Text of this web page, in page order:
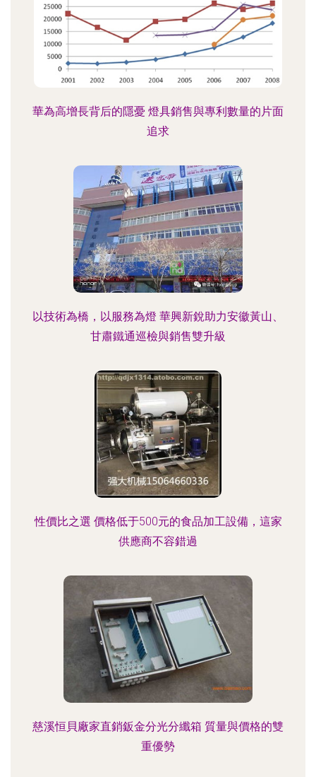
華為高增長背后的隱憂 燈具銷售與專利數量的片面
追求
以技術為橋，以服務為燈 華興新銳助力安徽黃山、
甘肅鐵通巡檢與銷售雙升級
性價比之選 價格低于500元的食品加工設備，這家
供應商不容錯過
慈溪恒貝廠家直銷鈑金分光分纖箱 質量與價格的雙
重優勢